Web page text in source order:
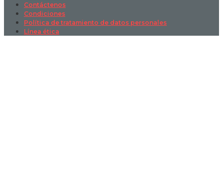
Contáctenos
Condiciones
Política de tratamiento de datos personales
Línea ética